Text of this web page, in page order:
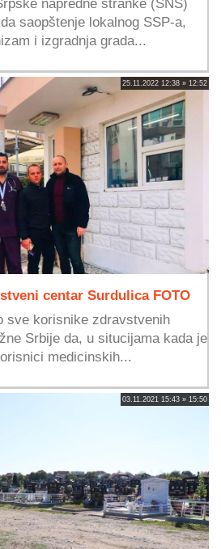
napredne stranke (SNS)
saopštenje lokalnog SSP-a,
i izgradnja grada...
25.11.2022 12:38 » 12:52
centar Surdulica FOTO
sve korisnike zdravstvenih
Srbije da, u situcijama kada je
medicinskih...
03.11.2021 15:43 » 15:50